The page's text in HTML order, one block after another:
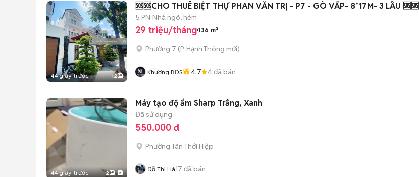
44 giây trước 12
🆘🆘CHO THUÊ BIỆT THỰ PHAN VĂN TRỊ - P7 - GÒ VẤP- 8*17M- 3 LẦU 🆘🆘
5 PN Nhà ngõ, hẻm
29 triệu/tháng 136 m²
Phường 7 (P. Hạnh Thông mới)
Khương BĐS 4.7 4đã bán
44 giây trước 2
Máy tạo độ ẩm Sharp Trắng, Xanh
Đã sử dụng
550.000 đ
Phường Tân Thới Hiệp
Đỗ Thị Hà17 đã bán